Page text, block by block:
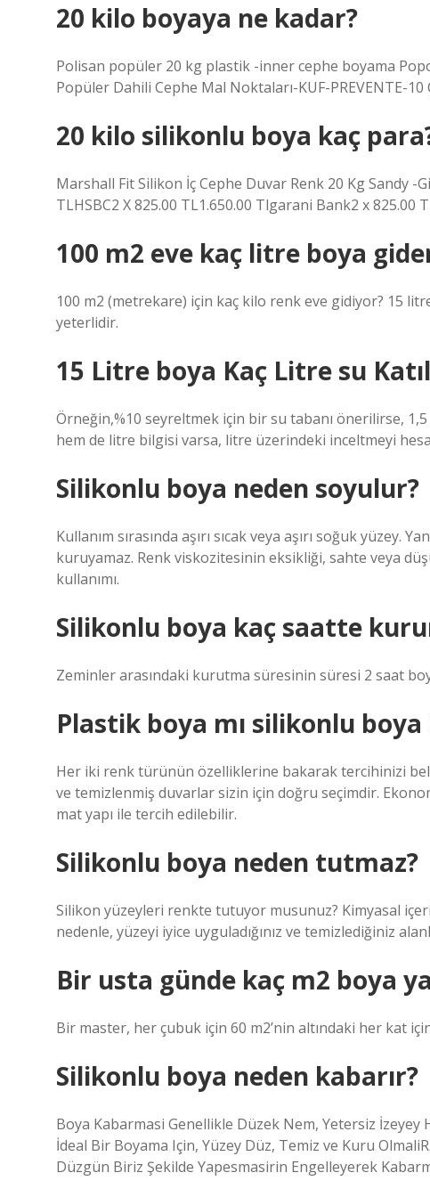
20 kilo boyaya ne kadar?
Polisan popüler 20 kg plastik -inner cephe boyama
Popüler Dahili Cephe Mal Noktaları-KUF-PREVENTE-10
20 kilo silikonlu boya kaç
Marshall Fit Silikon İç Cephe Duvar Renk 20 Kg Sandy
TLHSBC2 X 825.00 TL1.650.00 Tlgarani Bank2 x 825.00
100 m2 eve kaç litre boya
100 m2 (metrekare) için kaç kilo renk eve gidiyor? 15
yeterlidir.
15 Litre boya Kaç Litre su
Örneğin,%10 seyreltmek için bir su tabanı önerilirse,
hem de litre bilgisi varsa, litre üzerindeki inceltmeyi
Silikonlu boya neden soyulur?
Kullanım sırasında aşırı sıcak veya aşırı soğuk
kuruyamaz. Renk viskozitesinin eksikliği, sahte veya
kullanımı.
Silikonlu boya kaç saatte
Zeminler arasındaki kurutma süresinin süresi 2 saat
Plastik boya mı silikonlu boya
Her iki renk türünün özelliklerine bakarak tercihinizi
ve temizlenmiş duvarlar sizin için doğru seçimdir.
mat yapı ile tercih edilebilir.
Silikonlu boya neden tutmaz?
Silikon yüzeyleri renkte tutuyor musunuz? Kimyasal
nedenle, yüzeyi iyice uyguladığınız ve temizlediğiniz
Bir usta günde kaç m2 boya
Bir master, her çubuk için 60 m2’nin altındaki her kat
Silikonlu boya neden kabarır?
Boya Kabarmasi Genellikle Düzek Nem, Yetersiz
İdeal Bir Boyama Için, Yüzey Düz, Temiz ve Kuru
Düzgün Biriz Şekilde Yapesmasirin Engelleyerek